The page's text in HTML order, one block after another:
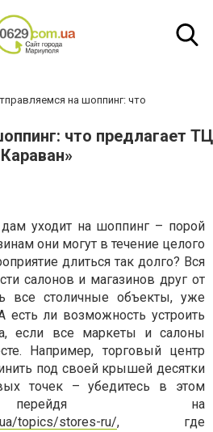
на шоппинг: что
что предлагает ТЦ
уходит на шоппинг – порой
они могут в течение целого
длиться так долго? Вся
салонов и магазинов друг от
все столичные объекты, уже
есть ли возможность устроить
если все маркеты и салоны
Например, торговый центр
под своей крышей десятки
точек – убедитесь в этом
на
topics/stores-ru/, где